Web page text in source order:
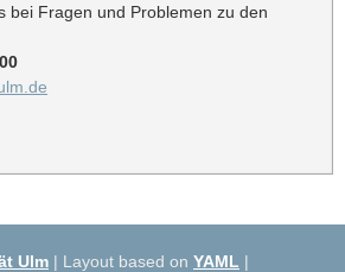
bei Fragen und Problemen zu den
Ulm | Layout based on YAML |